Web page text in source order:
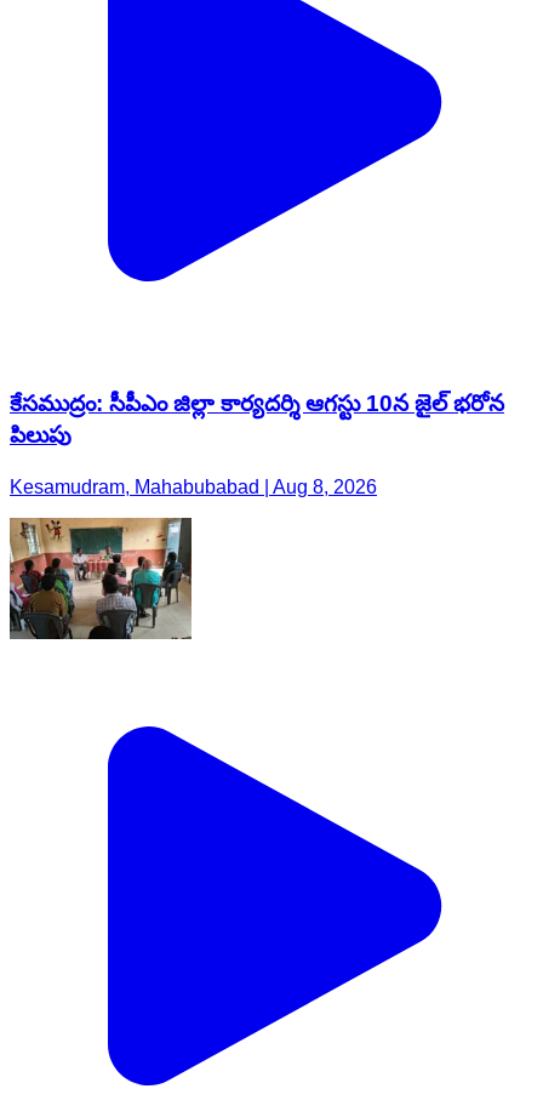
కేసముద్రం: సీపీఎం జిల్లా కార్యదర్శి ఆగస్టు 10న జైల్ భరోన
పిలుపు
Kesamudram, Mahabubabad | Aug 8, 2026